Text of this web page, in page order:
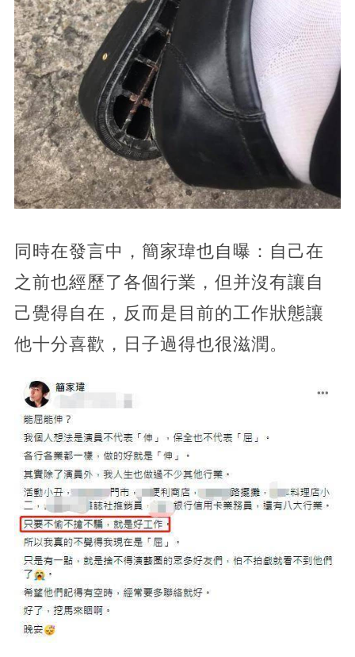
同時在發言中，簡家瑋也自曝：自己在
之前也經歷了各個行業，但并沒有讓自
己覺得自在，反而是目前的工作狀態讓
他十分喜歡，日子過得也很滋潤。